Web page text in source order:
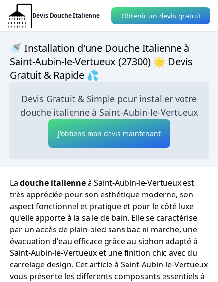
Devis Douche Italienne Obtenir un devis gratuit
🚿 Installation d'une Douche Italienne à
Saint-Aubin-le-Vertueux (27300) 🌟 Devis
Gratuit & Rapide 💦
Devis Gratuit & Simple pour installer votre
douche italienne à Saint-Aubin-le-Vertueux
J'obtiens mon devis maintenant
La douche italienneà Saint-Aubin-le-Vertueux est
très appréciée pour son esthétique moderne, son
aspect fonctionnel et pratique et pour le côté luxe
qu'elle apporte à la salle de bain. Elle se caractérise
par un accès de plain-pied sans bac ni marche, une
évacuation d'eau efficace grâce au siphon adapté à
Saint-Aubin-le-Vertueux et une finition chic avec du
carrelage design. Cet article à Saint-Aubin-le-Vertueux
vous présente les différents composants essentiels à